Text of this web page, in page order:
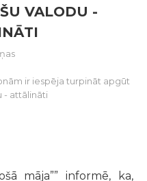
VALODU -
ir iespēja turpināt apgūt
- attālināti
māja”” informē, ka,